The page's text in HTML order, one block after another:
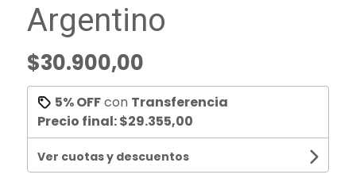
Argentino
$30.900,00
5% OFFcon Transferencia
Precio final:$29.355,00
Ver cuotas y descuentos